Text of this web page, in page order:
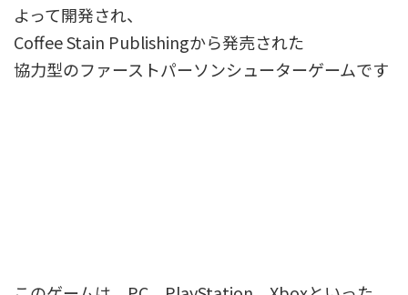
よって開発され、
Coffee Stain Publishingから発売された
協力型のファーストパーソンシューターゲームです